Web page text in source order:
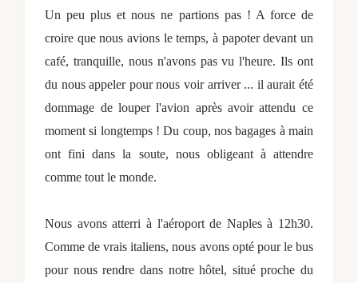
Un peu plus et nous ne partions pas ! A force de
croire que nous avions le temps, à papoter devant un
café, tranquille, nous n'avons pas vu l'heure. Ils ont
du nous appeler pour nous voir arriver ... il aurait été
dommage de louper l'avion après avoir attendu ce
moment si longtemps ! Du coup, nos bagages à main
ont fini dans la soute, nous obligeant à attendre
comme tout le monde.
Nous avons atterri à l'aéroport de Naples à 12h30.
Comme de vrais italiens, nous avons opté pour le bus
pour nous rendre dans notre hôtel, situé proche du